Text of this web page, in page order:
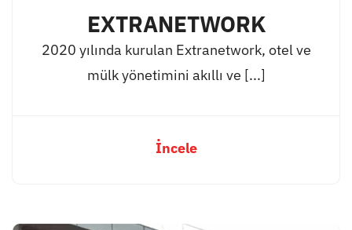
EXTRANETWORK
2020 yılında kurulan Extranetwork, otel ve
mülk yönetimini akıllı ve [...]
İncele